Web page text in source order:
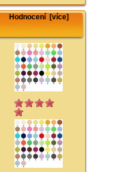
Hodnocení [více]